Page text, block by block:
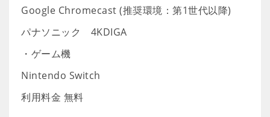
Google Chromecast (推奨環境：第1世代以降)
パナソニック 4KDIGA
・ゲーム機
Nintendo Switch
利用料金 無料